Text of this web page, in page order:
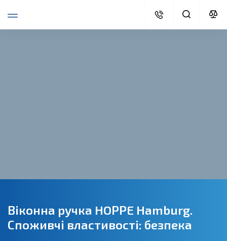
Віконна ручка HOPPE Hamburg.
Споживчі властивості: безпека